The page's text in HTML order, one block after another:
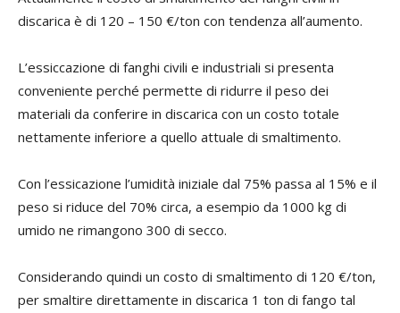
discarica è di 120 – 150 €/ton con tendenza all’aumento.
L’essiccazione di fanghi civili e industriali si presenta
conveniente perché permette di ridurre il peso dei
materiali da conferire in discarica con un costo totale
nettamente inferiore a quello attuale di smaltimento.
Con l’essicazione l’umidità iniziale dal 75% passa al 15% e il
peso si riduce del 70% circa, a esempio da 1000 kg di
umido ne rimangono 300 di secco.
Considerando quindi un costo di smaltimento di 120 €/ton,
per smaltire direttamente in discarica 1 ton di fango tal